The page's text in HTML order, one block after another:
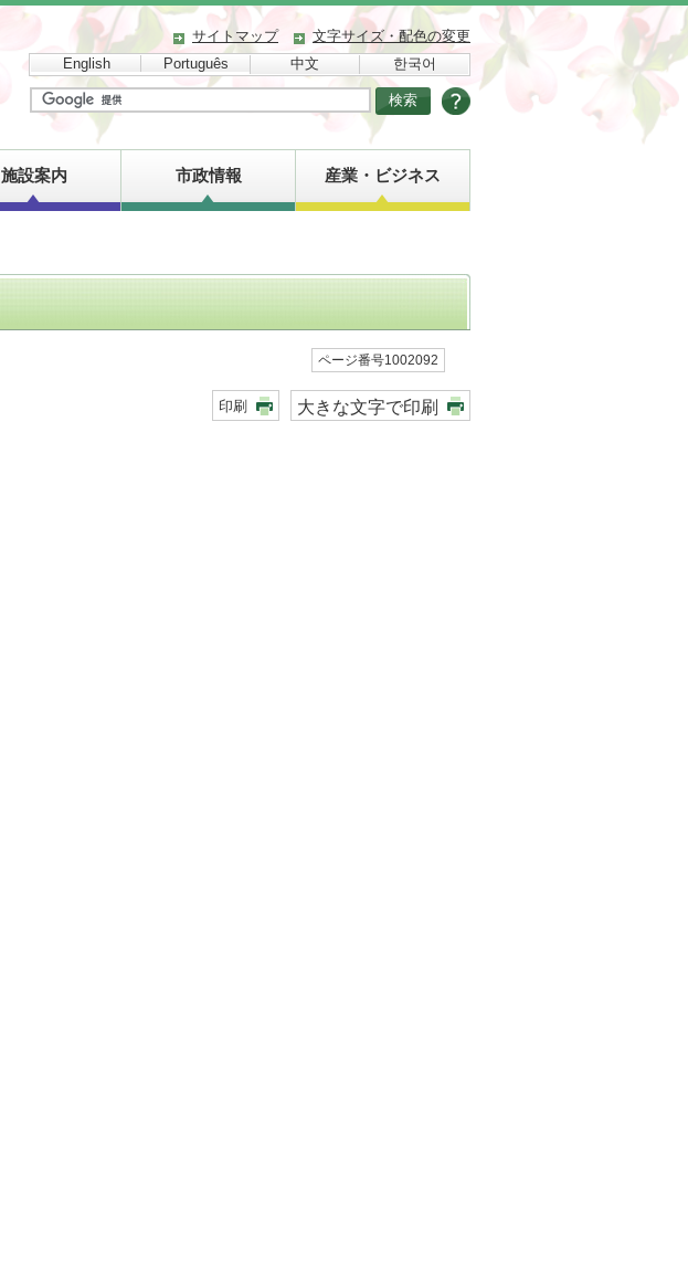
サイトマップ
文字サイズ・配色の変更
English
Português 中文 한국어
施設案内 市政情報 産業・ビジネス
ページ番号1002092
印刷 大きな文字で印刷